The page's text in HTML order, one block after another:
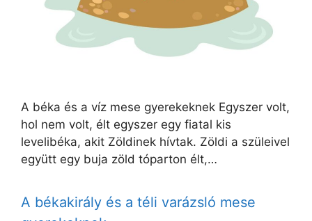
A béka és a víz mese gyerekeknek Egyszer volt,
hol nem volt, élt egyszer egy fiatal kis
levelibéka, akit Zöldinek hívtak. Zöldi a szüleivel
együtt egy buja zöld tóparton élt,…
A békakirály és a téli varázsló mese